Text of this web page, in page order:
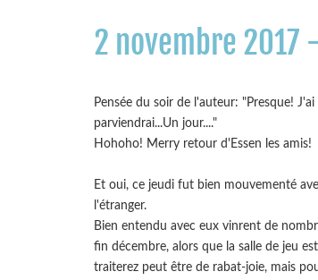
2 novembre 2017
Pensée du soir de l'auteur: "Presque!
parviendrai...Un jour...."
Hohoho! Merry retour d'Essen les amis!
Et oui, ce jeudi fut bien mouvementé
l'étranger.
Bien entendu avec eux vinrent de
fin décembre, alors que la salle de jeu
traiterez peut être de rabat-joie, mais